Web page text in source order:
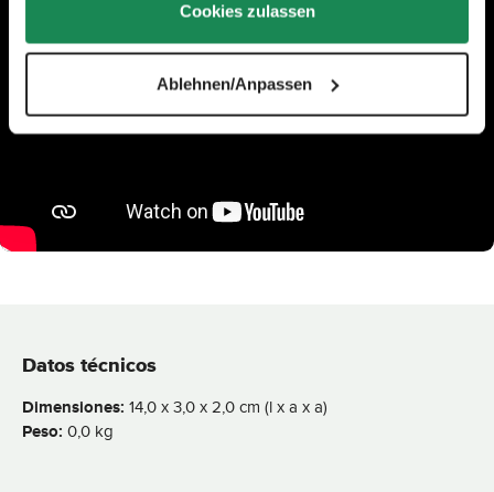
Cookies zulassen
Ablehnen/Anpassen
Datos técnicos
Dimensiones: 14,0 x 3,0 x 2,0 cm (l x a x a)
Peso: 0,0 kg